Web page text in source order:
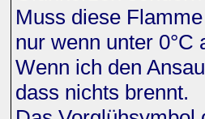
Muss diese
nur wenn unter 0°C
Wenn ich den
dass nichts brennt.